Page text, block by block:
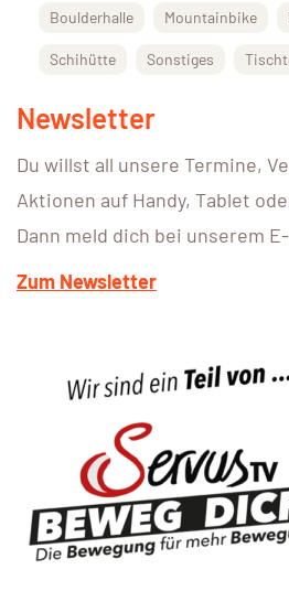
Boulderhalle Mountainbike
Schihütte Sonstiges
Newsletter
Du willst all unsere Termine,
Aktionen auf Handy, Tablet
Dann meld dich bei unserem
Zum Newsletter